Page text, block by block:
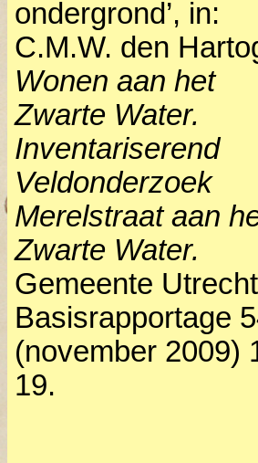
ondergrond’, in:
C.M.W. den
Wonen aan het
Zwarte Water.
Inventariserend
Veldonderzoek
Merelstraat aan
Zwarte Water.
Gemeente
Basisrapportage
(november 2009)
19.